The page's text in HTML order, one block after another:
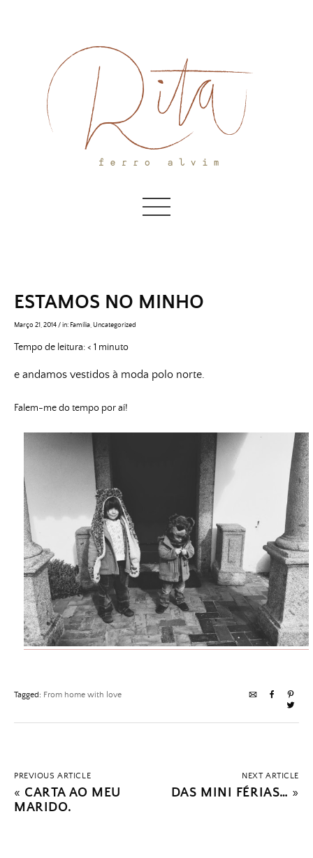
ESTAMOS NO MINHO
Março 21, 2014/in: Família Uncategorized
Tempo de leitura:< 1 minuto
e andamos vestidos à moda polo norte.
Falem-me do tempo por aí!
Tagged: From home with love
PREVIOUS ARTICLE
« CARTA AO MEU
MARIDO.
NEXT ARTICLE
DAS MINI FÉRIAS… »